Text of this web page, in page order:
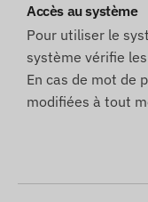
Accès au système
Pour utiliser le
système vérifie
En cas de mot de
modifiées à tout